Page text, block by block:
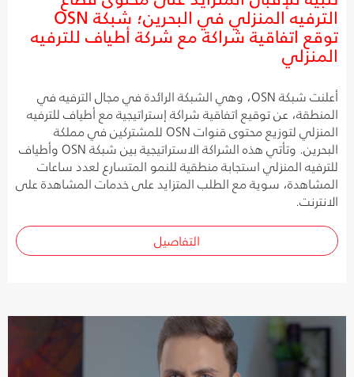
الترفيه المنزلي في البحرين؛ شبكة OSN
توقع اتفاقية شراكة مع شركة أطياف للترفيه
المنزلي
أعلنت شبكة OSN، وهي الشبكة الرائدة في مجال الترفيه في
المنطقة، عن توقيع اتفاقية شراكة إستراتيجية مع أطياف للترفيه
المنزلي لتوزيع محتوى قنوات OSN للمشتركين في مملكة
البحرين. وتأتي هذه الشراكة الاستراتيجية بين شبكة OSN وأطياف
للترفيه المنزلي استجابة منطقية للنمو المتسارع لعدد ساعات
المشاهدة، سوية مع الطلب المتزايد على خدمات المشاهدة على
الانترنت.
التفاصيل